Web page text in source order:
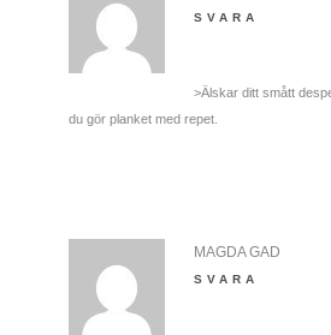
SVARA
>Älskar ditt smått
du gör planket med repet.
MAGDA GAD
SVARA